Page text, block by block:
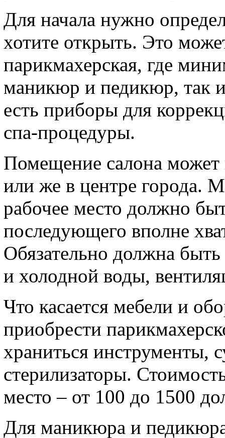
Для начала нужно
хотите открыть. Это
парикмахерская, где
маникюр и педикюр, так
есть приборы для
спа-процедуры.
Помещение салона может
или же в центре города.
рабочее место должно
последующего вполне
Обязательно должна быть
и холодной воды,
Что касается мебели и
приобрести
храниться инструменты,
стерилизаторы.
место – от 100 до 1500
Для маникюра и